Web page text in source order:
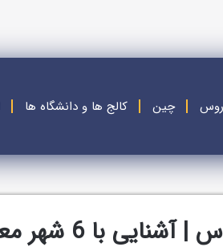
چین کالج ها و دانشگاه ها
با 6 شهر معروف